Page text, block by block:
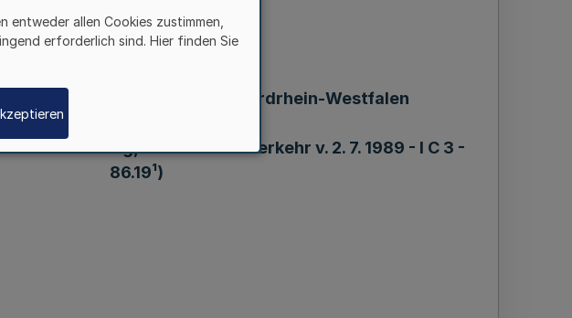
Programm
Städte und Gemeinden in Nordrhein-Westfalen
Wohnen und Verkehr v. 2. 7. 1989 - I C 3 -
86.19¹)
entweder allen Cookies zustimmen,
erforderlich sind. Hier finden Sie